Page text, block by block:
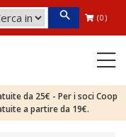
(0)
da 25€ - Per i soci Coop
a partire da 19€.